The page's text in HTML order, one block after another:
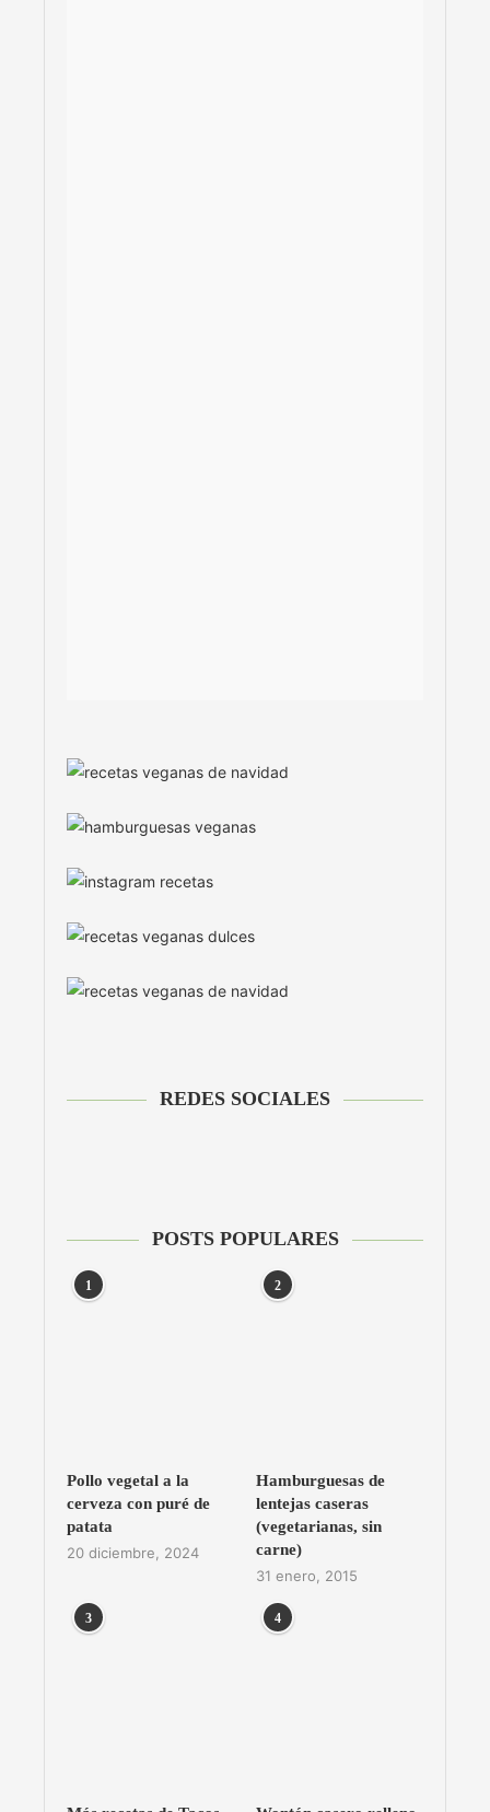
REDES SOCIALES
POSTS POPULARES
1
Pollo vegetal a la
cerveza con puré de
patata
20 diciembre, 2024
2
Hamburguesas de
lentejas caseras
(vegetarianas, sin
carne)
31 enero, 2015
3 4